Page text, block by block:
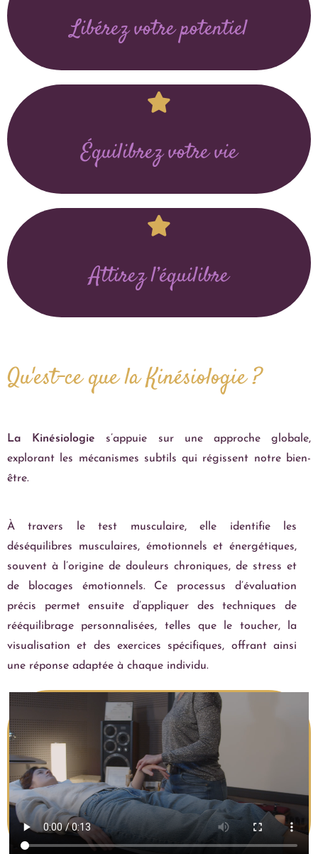
Libérez votre potentiel
Équilibrez votre vie
Attirez l’équilibre
Qu'est-ce que la Kinésiologie ?
La Kinésiologie s’appuie sur une approche globale,
explorant les mécanismes subtils qui régissent notre bien-
être.
À travers le test musculaire, elle identifie les
déséquilibres musculaires, émotionnels et énergétiques,
souvent à l’origine de douleurs chroniques, de stress et
de blocages émotionnels. Ce processus d’évaluation
précis permet ensuite d’appliquer des techniques de
rééquilibrage personnalisées, telles que le toucher, la
visualisation et des exercices spécifiques, offrant ainsi
une réponse adaptée à chaque individu.